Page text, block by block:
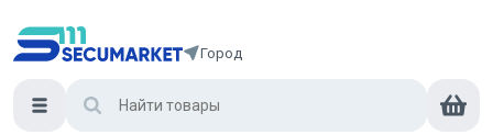
Город